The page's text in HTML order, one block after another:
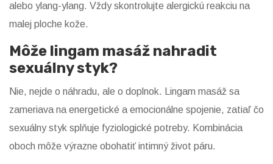
alebo ylang-ylang. Vždy skontrolujte alergickú reakciu na
malej ploche kože.
Môže lingam masáž nahradit
sexuálny styk?
Nie, nejde o náhradu, ale o doplnok. Lingam masáž sa
zameriava na energetické a emocionálne spojenie, zatiaľ čo
sexuálny styk splňuje fyziologické potreby. Kombinácia
oboch môže výrazne obohatiť intimný život páru.